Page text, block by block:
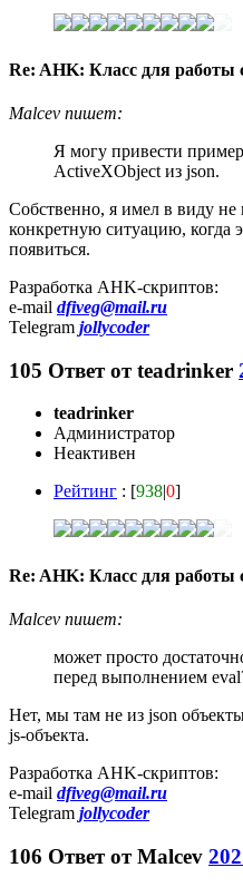
Re: AHK: Класс для работы
Malcev пишет:
Я могу привести пример
ActiveXObject из json.
Собственно, я имел в виду не
конкретную ситуацию, когда
появиться.
Разработка AHK-скриптов:
e-mail dfiveg@mail.ru
Telegram jollycoder
105 Ответ отteadrinker
teadrinker
Администратор
Неактивен
Рейтинг : [938|0]
Re: AHK: Класс для работы
Malcev пишет:
может просто
перед выполнением
Нет, мы там не из json
js-объекта.
Разработка AHK-скриптов:
e-mail dfiveg@mail.ru
Telegram jollycoder
106 Ответ отMalcev